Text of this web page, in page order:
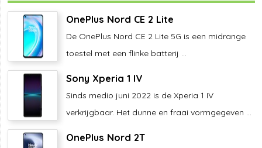
OnePlus Nord CE 2 Lite
De OnePlus Nord CE 2 Lite 5G is een midrange
toestel met een flinke batterij ...
Sony Xperia 1 IV
Sinds medio juni 2022 is de Xperia 1 IV
verkrijgbaar. Het dunne en fraai vormgegeven ...
OnePlus Nord 2T